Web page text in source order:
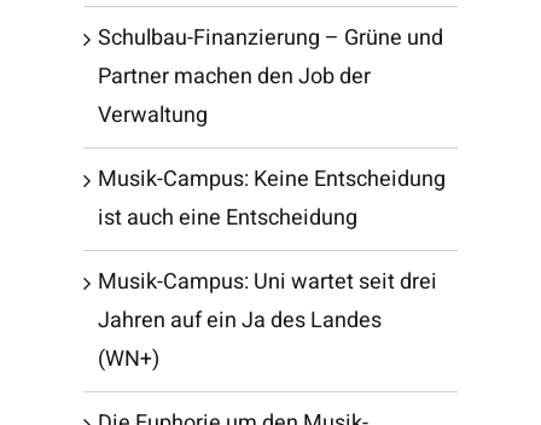
Schulbau-Finanzierung – Grüne und
Partner machen den Job der
Verwaltung
Musik-Campus: Keine Entscheidung
ist auch eine Entscheidung
Musik-Campus: Uni wartet seit drei
Jahren auf ein Ja des Landes
(WN+)